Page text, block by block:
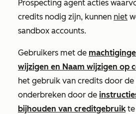
Prospecting agent acties
credits nodig zijn, kunnen niet
sandbox accounts.
Gebruikers met de
wijzigen en Naam wijzigen op
het gebruik van credits door
onderbreken door de
bijhouden van creditgebruikte